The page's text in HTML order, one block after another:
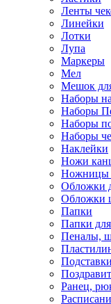
Ленты
Линейки
Лотки
Лупа
Маркеры
Мел
Мешок
Наборы
Наборы
Наборы
Наборы
Наклейки
Ножи
Ножницы
Обложки
Обложки
Папки
Папки
Пеналы,
Подставки
Ранец,